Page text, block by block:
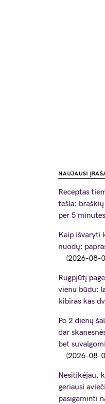
NAUJAUSI
Receptas
tešla:
per 5 minutes
Kaip išvaryti
nuodų:
2026-08-
Rugpjūtį
vienu būdu:
kibiras kas
Po 2 dienų
dar
bet
2026-08-
Nesitikėjau,
geriausi
pasigaminti